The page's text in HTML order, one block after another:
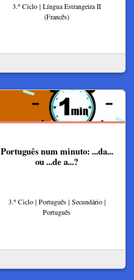
3.º Ciclo | Língua Estrangeira II
(Francês)
Português num minuto: ...da...
ou ...de a...?
3.º Ciclo | Português | Secundário |
Português